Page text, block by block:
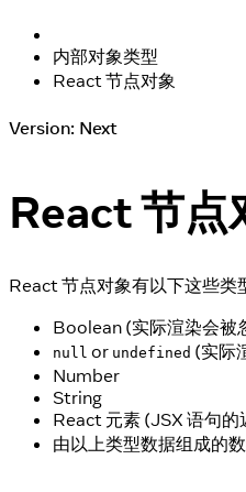
内部对象类型
React 节点对象
Version: Next
React 节点
React 节点对象有以下这些类
Boolean (实际渲染会被
null or undefined (实际
Number
String
React 元素 (JSX 语句的
由以上类型数据组成的